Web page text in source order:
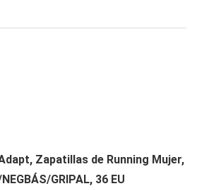
Zapatillas de Running Mujer,
GRIPAL, 36 EU